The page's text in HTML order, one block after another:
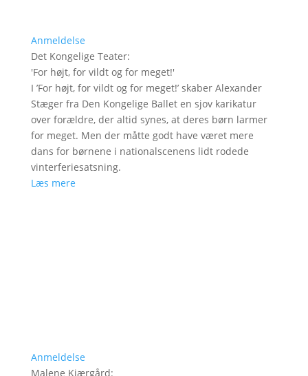
Anmeldelse
Det Kongelige Teater:
'For højt, for vildt og for meget!'
I ’For højt, for vildt og for meget!’ skaber Alexander
Stæger fra Den Kongelige Ballet en sjov karikatur
over forældre, der altid synes, at deres børn larmer
for meget. Men der måtte godt have været mere
dans for børnene i nationalscenens lidt rodede
vinterferiesatsning.
Læs mere
Anmeldelse
Malene Kjærgård: